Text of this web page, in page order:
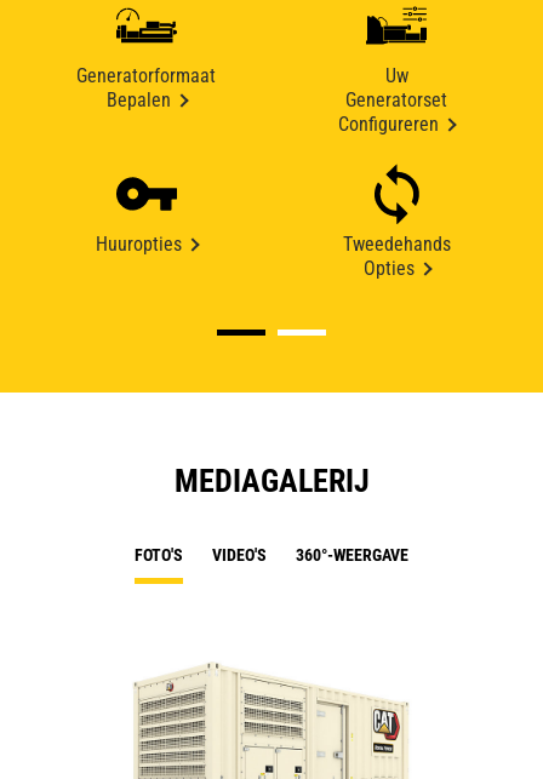
Generatorformaat
Bepalen
Uw
Generatorset
Configureren
Huuropties
Tweedehands
Opties
MEDIAGALERIJ
FOTO'S VIDEO'S 360°-WEERGAVE